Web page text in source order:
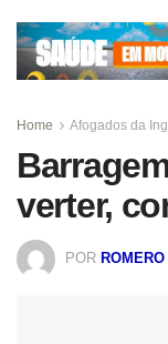
Home Afogados da
verter,
POR